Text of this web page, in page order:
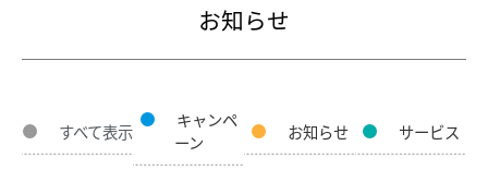
お知らせ
すべて表示
キャンペ
ーン
お知らせ サービス